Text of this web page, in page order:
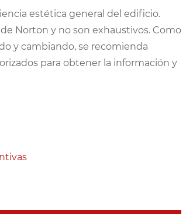
estética general del edificio.
Norton y no son exhaustivos. Como
y cambiando, se recomienda
para obtener la información y